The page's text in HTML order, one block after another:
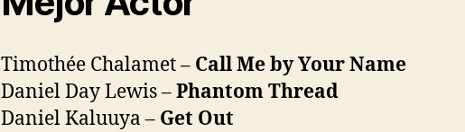
Timothée Chalamet – Call Me by Your Name
Daniel Day Lewis –Phantom Thread
Daniel Kaluuya – Get Out